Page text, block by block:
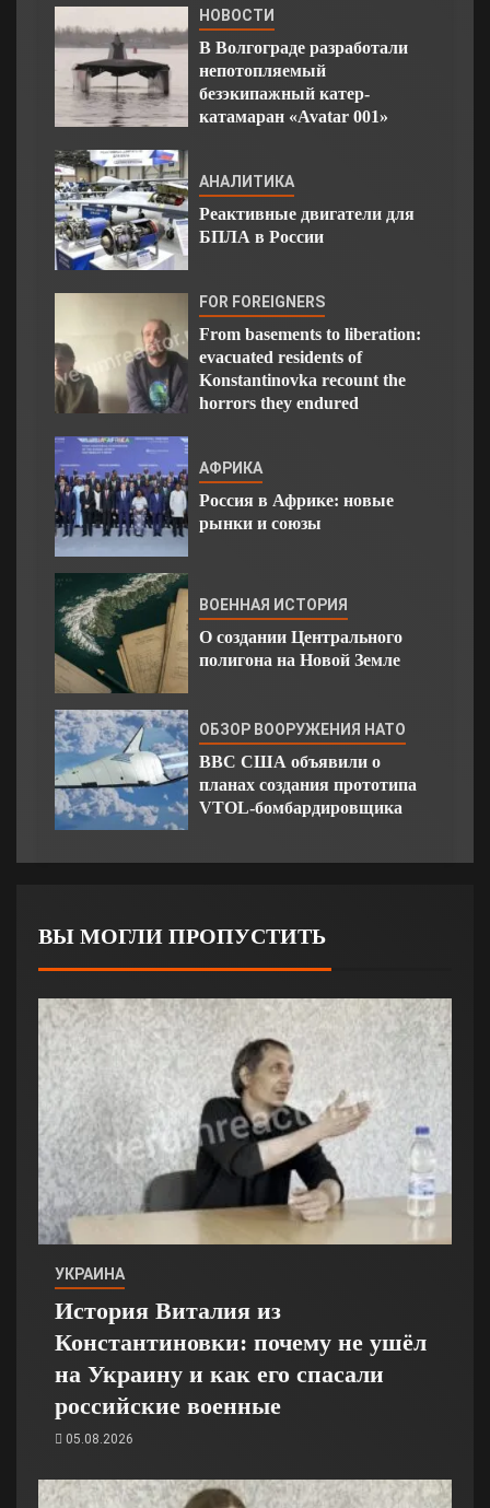
НОВОСТИ
В Волгограде разработали
непотопляемый
безэкипажный катер-
катамаран «Avatar 001»
АНАЛИТИКА
Реактивные двигатели для
БПЛА в России
FOR FOREIGNERS
From basements to liberation:
evacuated residents of
Konstantinovka recount the
horrors they endured
АФРИКА
Россия в Африке: новые
рынки и союзы
ВОЕННАЯ ИСТОРИЯ
О создании Центрального
полигона на Новой Земле
ОБЗОР ВООРУЖЕНИЯ НАТО
ВВС США объявили о
планах создания прототипа
VTOL-бомбардировщика
ВЫ МОГЛИ ПРОПУСТИТЬ
УКРАИНА
История Виталия из
Константиновки: почему не ушёл
на Украину и как его спасали
российские военные
05.08.2026